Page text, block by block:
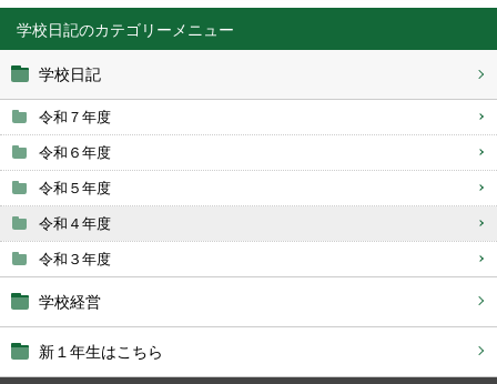
学校日記
学校日記
令和７年度
令和６年度
令和５年度
令和４年度
令和３年度
学校経営
新１年生はこちら